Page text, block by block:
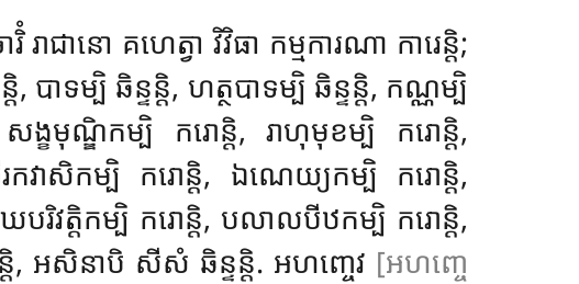
ជានោ គហេត្វា វិវិធា កម្មការណា ការេន្តិ;
បាទម្បិ ឆិន្ទន្តិ, ហត្ថបាទម្បិ ឆិន្ទន្តិ, កណ្ណម្បិ
ង្ខមុណ្ឌិកម្បិ ករោន្តិ, រាហុមុខម្បិ ករោន្តិ,
កវាសិកម្បិ ករោន្តិ, ឯណេយ្យកម្បិ ករោន្តិ,
វត្តិកម្បិ ករោន្តិ, បលាលបីឋកម្បិ ករោន្តិ,
តិ, អសិនាបិ សីសំ ឆិន្ទន្តិ. អហញ្ចេវ [អហញ្ចេ